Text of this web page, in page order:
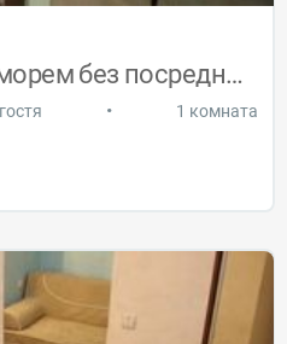
Квартира рядом с морем без посредников
• 1 комната